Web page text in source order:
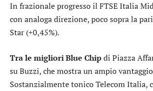
In frazionale progresso il FTSE Italia
con analoga direzione, poco sopra la
Star (+0,45%).
Tra le migliori Blue Chipdi Piazza
suBuzzi, che mostra un ampio
Sostanzialmente tonicoTelecom Italia,